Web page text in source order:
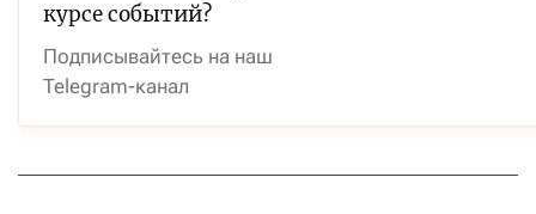
курсе событий?
Подписывайтесь на наш
Telegram-канал